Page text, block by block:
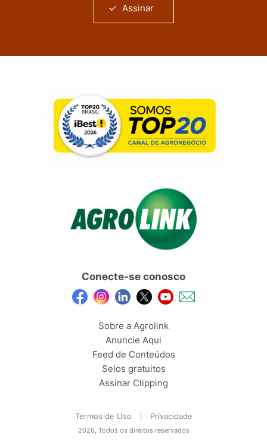
Assinar
Conecte-se conosco
Sobre a Agrolink
Anuncie Aqui
Feed de Conteúdos
Selos gratuitos
Assinar Clipping
Termos de Uso Privacidade
2026, Todos os direitos reservados